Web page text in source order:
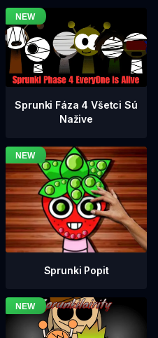
Sprunki Fáza 4 Všetci Sú
Nažive
Sprunki Popit